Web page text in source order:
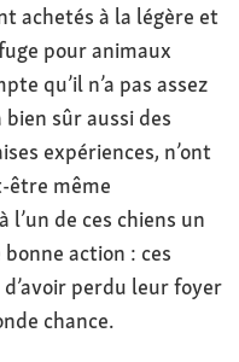
achetés à la légère et
pour animaux
qu’il n’a pas assez
sûr aussi des
expériences, n’ont
être même
de ces chiens un
action : ces
perdu leur foyer
chance.